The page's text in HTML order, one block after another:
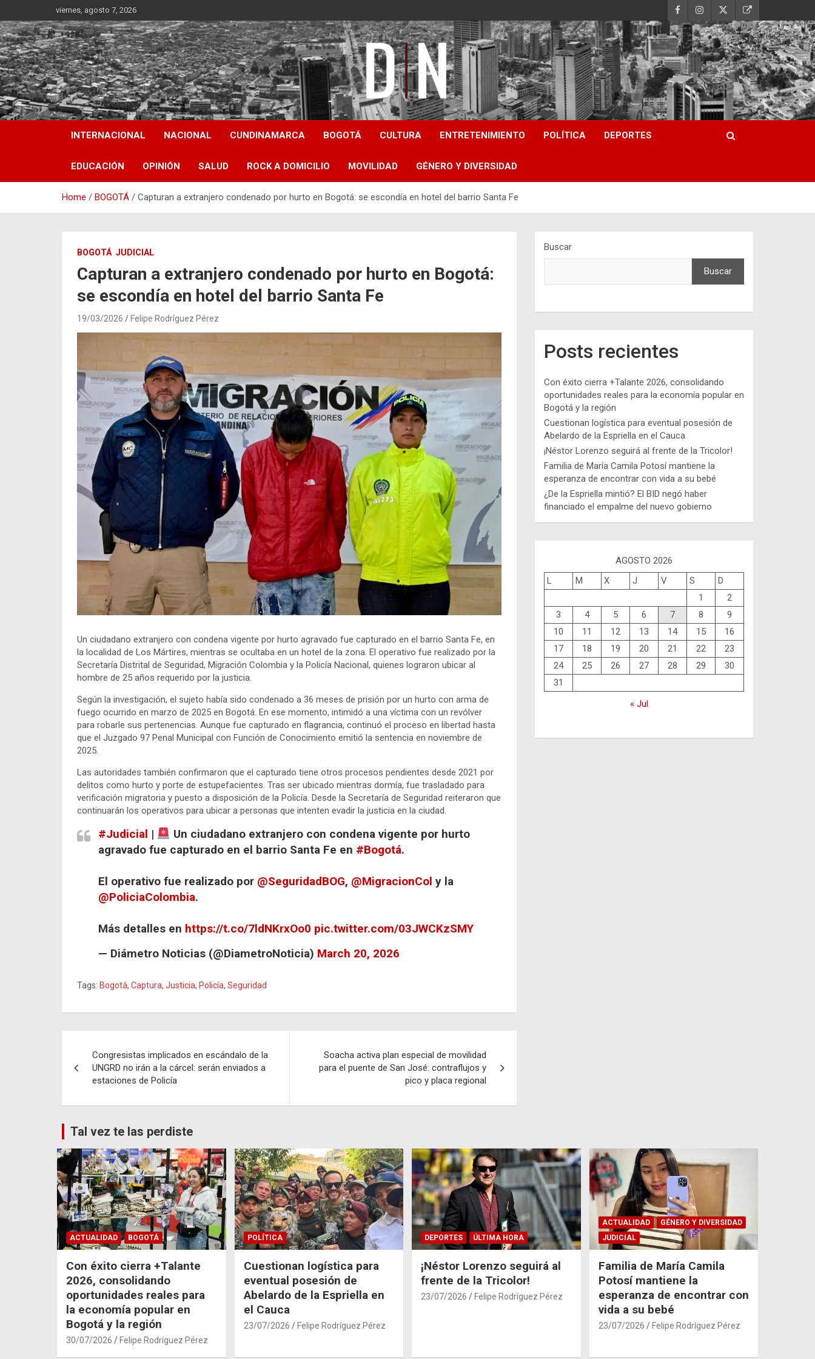
to
content
viernes, agosto 7, 2026
Diámetro Noticias
INTERNACIONAL NACIONAL CUNDINAMARCA BOGOTÁ CULTURA ENTRETENIMIENTO POLÍTICA DEPORTES
EDUCACIÓN OPINIÓN SALUD ROCK A DOMICILIO MOVILIDAD GÉNERO Y DIVERSIDAD
Home BOGOTÁ Capturan a extranjero condenado por hurto en Bogotá: se escondía en hotel del barrio Santa Fe
BOGOTÁ JUDICIAL
Capturan a extranjero condenado por hurto en Bogotá:
se escondía en hotel del barrio Santa Fe
19/03/2026 Felipe Rodríguez Pérez
Un ciudadano extranjero con condena vigente por hurto agravado fue capturado en el barrio Santa Fe, en
la localidad de Los Mártires, mientras se ocultaba en un hotel de la zona. El operativo fue realizado por la
Secretaría Distrital de Seguridad, Migración Colombia y la Policía Nacional, quienes lograron ubicar al
hombre de 25 años requerido por la justicia.
Según la investigación, el sujeto había sido condenado a 36 meses de prisión por un hurto con arma de
fuego ocurrido en marzo de 2025 en Bogotá. En ese momento, intimidó a una víctima con un revólver
para robarle sus pertenencias. Aunque fue capturado en flagrancia, continuó el proceso en libertad hasta
que el Juzgado 97 Penal Municipal con Función de Conocimiento emitió la sentencia en noviembre de
2025.
Las autoridades también confirmaron que el capturado tiene otros procesos pendientes desde 2021 por
delitos como hurto y porte de estupefacientes. Tras ser ubicado mientras dormía, fue trasladado para
verificación migratoria y puesto a disposición de la Policía. Desde la Secretaría de Seguridad reiteraron que
continuarán los operativos para ubicar a personas que intenten evadir la justicia en la ciudad.
#Judicial |
Un ciudadano extranjero con condena vigente por hurto
agravado fue capturado en el barrio Santa Fe en #Bogotá.
El operativo fue realizado por @SeguridadBOG, @MigracionCol y la
@PoliciaColombia.
Más detalles en https://t.co/7ldNKrxOo0 pic.twitter.com/03JWCKzSMY
— Diámetro Noticias (@DiametroNoticia) March 20, 2026
Tags: Bogotá, Captura, Justicia, Policía, Seguridad
de
Congresistas implicados en escándalo de la
UNGRD no irán a la cárcel: serán enviados a
estaciones de Policía
Soacha activa plan especial de movilidad
para el puente de San José: contraflujos y
pico y placa regional
Buscar
Buscar
Posts recientes
Con éxito cierra +Talante 2026, consolidando
oportunidades reales para la economía popular en
Bogotá y la región
Cuestionan logística para eventual posesión de
Abelardo de la Espriella en el Cauca
¡Néstor Lorenzo seguirá al frente de la Tricolor!
Familia de María Camila Potosí mantiene la
esperanza de encontrar con vida a su bebé
¿De la Espriella mintió? El BID negó haber
financiado el empalme del nuevo gobierno
AGOSTO 2026
L
M X J V S
D
1
2
3
4 5 6 7 8
9
10
11 12 13 14 15
16
17
18 19 20 21 22
23
24
25 26 27 28 29
30
31
« Jul
Tal vez te las perdiste
ACTUALIDAD BOGOTÁ
Con éxito cierra +Talante
2026, consolidando
oportunidades reales para
la economía popular en
Bogotá y la región
30/07/2026 Felipe Rodríguez Pérez
POLÍTICA
Cuestionan logística para
eventual posesión de
Abelardo de la Espriella en
el Cauca
23/07/2026 Felipe Rodríguez Pérez
DEPORTES ÚLTIMA HORA
¡Néstor Lorenzo seguirá al
frente de la Tricolor!
23/07/2026 Felipe Rodríguez Pérez
ACTUALIDAD
GÉNERO Y DIVERSIDAD
JUDICIAL
Familia de María Camila
Potosí mantiene la
esperanza de encontrar con
vida a su bebé
23/07/2026 Felipe Rodríguez Pérez